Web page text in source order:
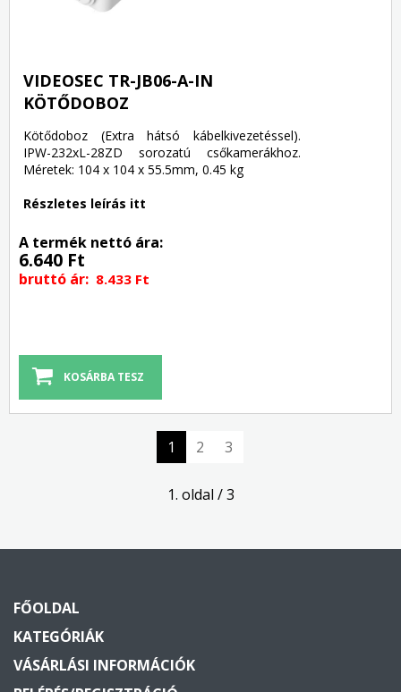
VIDEOSEC TR-JB06-A-IN
KÖTŐDOBOZ
Kötődoboz (Extra hátsó kábelkivezetéssel).
IPW-232xL-28ZD sorozatú csőkamerákhoz.
Méretek: 104 x 104 x 55.5mm, 0.45 kg
Részletes leírás itt
A termék nettó ára:
6.640 Ft
bruttó ár: 8.433 Ft
1 2 3
1. oldal / 3
FŐOLDAL
KATEGÓRIÁK
VÁSÁRLÁSI INFORMÁCIÓK